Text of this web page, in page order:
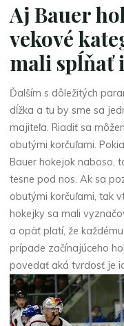
Aj Bauer
vekové
mali spĺňať
Ďalším s dôležitých
dĺžka a tu by sme sa
majiteľa. Riadiť sa
obutými korčuľami.
Bauer hokejok naboso,
tesne pod nos. Ak sa
obutými korčuľami, tak
hokejky sa mali
a opäť platí, že
prípade začínajúceho
povedať aká tvrdosť je